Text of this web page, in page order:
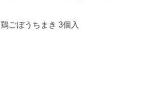
鶏ごぼうちまき 3個入